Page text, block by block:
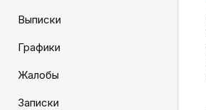
Выписки
Графики
Жалобы
Записки